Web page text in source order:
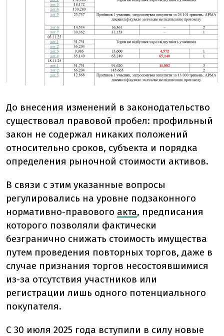
До внесения изменений в законодательство
существовал правовой пробел: профильный
закон не содержал никаких положений
относительно сроков, субъекта и порядка
определения рыночной стоимости активов.
В связи с этим указанные вопросы
регулировались на уровне подзаконного
нормативно-правового акта, предписания
которого позволяли фактически
безгранично снижать стоимость имущества
путем проведения повторных торгов, даже в
случае признания торгов несостоявшимися
из-за отсутствия участников или
регистрации лишь одного потенциального
покупателя.
С 30 июля 2025 года вступили в силу новые